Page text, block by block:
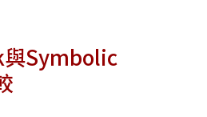
Symbolic